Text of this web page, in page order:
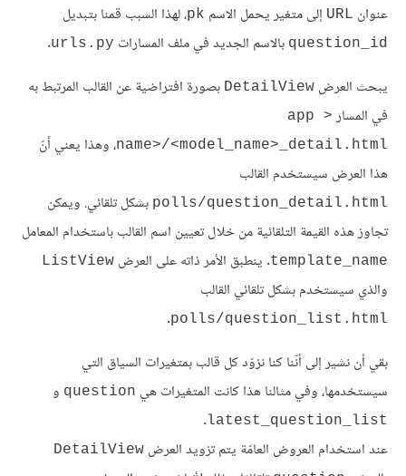
عنوان URL إلى متغير يحمل الاسم pk، لهذا السبب قمنا بتبديل
question_id بالاسم الجديد في ملف المسارات urls.py
.
يبحث العرض DetailView بصورة افتراضية عن القالب المرتبط به
في المسار
<app
name>/<model_name>_detail.html، وهذا يعني أنّ
هذا العرض سيستخدم القالب
polls/question_detail.html بشكل تلقائي. ويمكن
تجاوز هذه القيمة التلقائية من خلال تعيين اسم القالب باستخدام المعامل
template_name. ينطبق الأمر ذاته على العرض ListView
والذي سيستخدم بشكل تلقائي القالب
polls/question_list.html
.
بقي أن نشير إلى أنّنا كنا نزوّد كل قالب بمتغيرات السياق التي
سيستخدمها، وفي مثالنا هذا كانت المتغيرات هي question و
latest_question_list
.
عند استخدام العروض العامّة يتم تزويد العرض DetailView